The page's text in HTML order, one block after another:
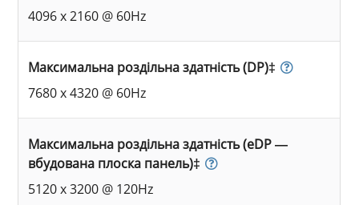
4096 x 2160 @ 60Hz
Максимальна роздільна здатність (DP)‡
7680 x 4320 @ 60Hz
Максимальна роздільна здатність (eDP —
вбудована плоска панель)‡
5120 x 3200 @ 120Hz